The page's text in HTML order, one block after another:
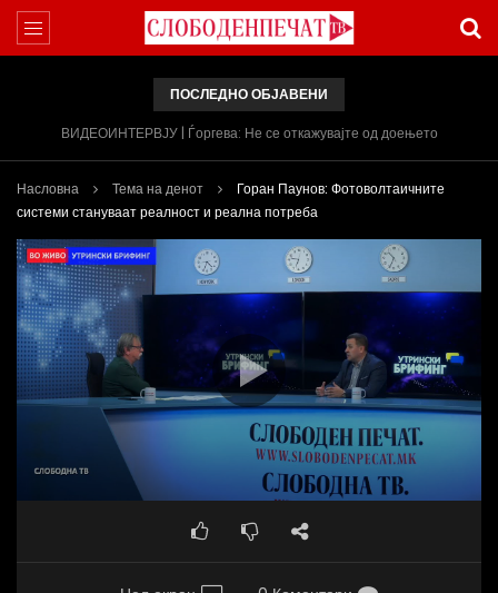
ПОСЛЕДНО ОБЈАВЕНИ
ВИДЕОИНТЕРВЈУ | Ѓоргева: Не се откажувајте од доењето
Насловна Тема на денот
Горан Паунов: Фотоволтаичните
системи стануваат реалност и реална потреба